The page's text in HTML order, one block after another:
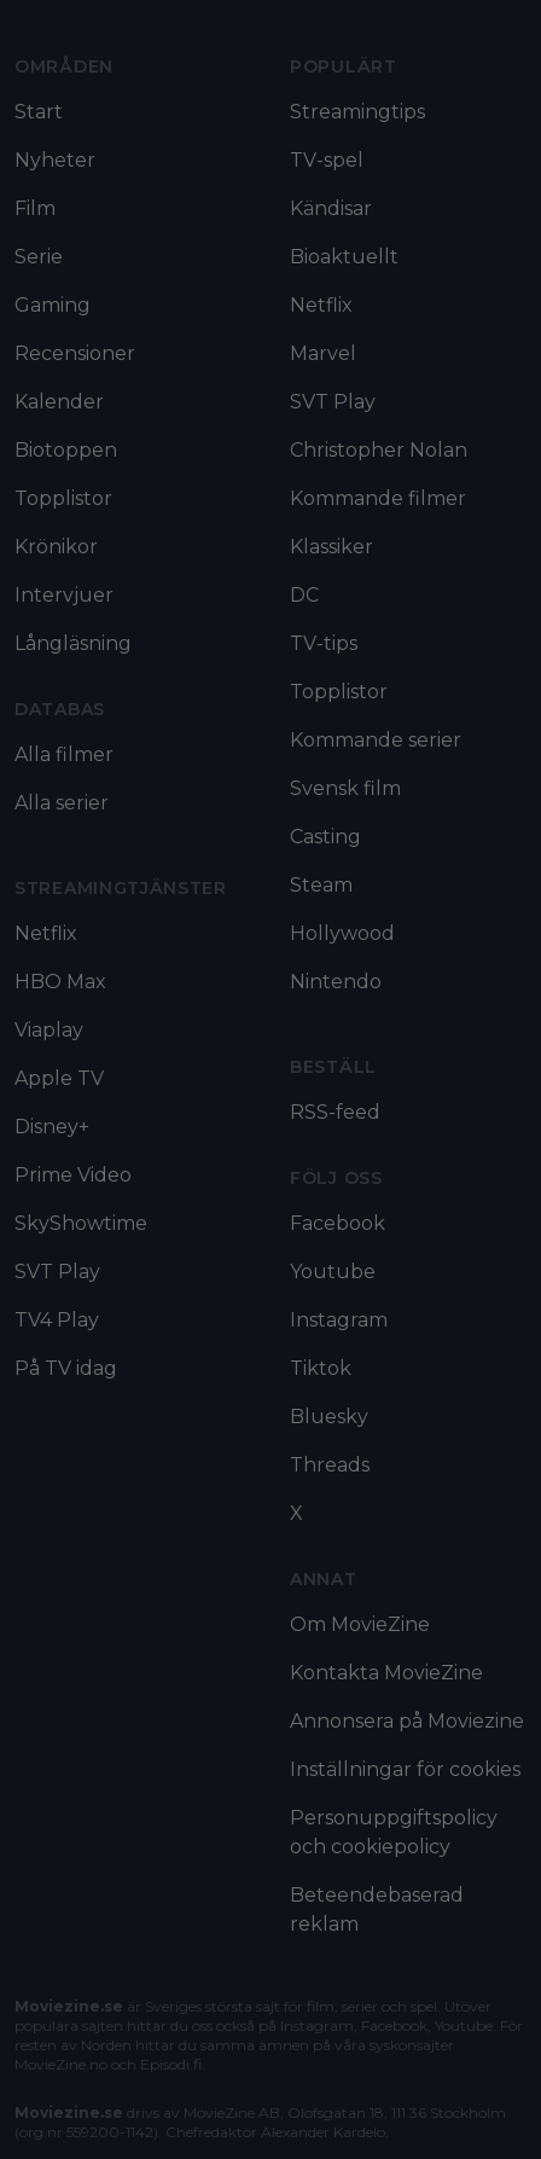
OMRÅDEN
Start
Nyheter
Film
Serie
Gaming
Recensioner
Kalender
Biotoppen
Topplistor
Krönikor
Intervjuer
Långläsning
DATABAS
Alla filmer
Alla serier
STREAMINGTJÄNSTER
Netflix
HBO Max
Viaplay
Apple TV
Disney+
Prime Video
SkyShowtime
SVT Play
TV4 Play
På TV idag
POPULÄRT
Streamingtips
TV-spel
Kändisar
Bioaktuellt
Netflix
Marvel
SVT Play
Christopher Nolan
Kommande filmer
Klassiker
DC
TV-tips
Topplistor
Kommande serier
Svensk film
Casting
Steam
Hollywood
Nintendo
BESTÄLL
RSS-feed
FÖLJ OSS
Facebook
Youtube
Instagram
Tiktok
Bluesky
Threads
X
ANNAT
Om MovieZine
Kontakta MovieZine
Annonsera på Moviezine
Inställningar för cookies
Personuppgiftspolicy
och cookiepolicy
Beteendebaserad
reklam
Moviezine.se är Sveriges största sajt för film, serier och spel. Utöver
populära sajten hittar du oss också på Instagram, Facebook, Youtube. För
resten av Norden hittar du samma ämnen på våra syskonsajter
MovieZine.no och Episodi.fi
Moviezine.se drivs av MovieZine AB, Olofsgatan 18, 111 36 Stockholm
(org.nr 559200-1142). Chefredaktör Alexander Kardelo